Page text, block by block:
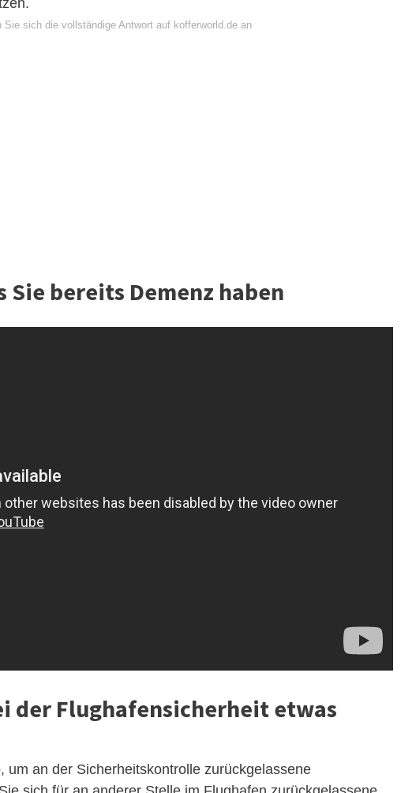
Sie sich die vollständige Antwort auf kofferworld.de an
Sie bereits Demenz haben
der Flughafensicherheit etwas
um an der Sicherheitskontrolle zurückgelassene